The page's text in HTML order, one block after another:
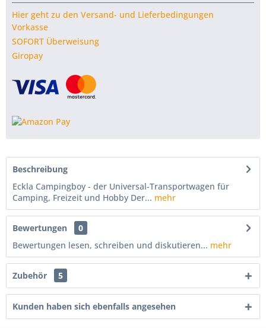
Hier geht zu den Versand- und Lieferbedingungen
Vorkasse
SOFORT Überweisung
Giropay
Beschreibung
Eckla Campingboy - der Universal-Transportwagen für
Camping, Freizeit und Hobby Der... mehr
Bewertungen
0
Bewertungen lesen, schreiben und diskutieren... mehr
Zubehör 5
Kunden haben sich ebenfalls angesehen